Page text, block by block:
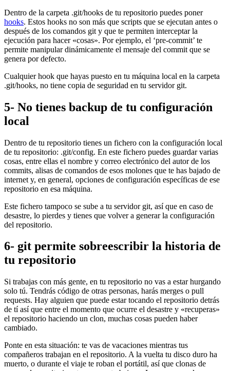
Dentro de la carpeta .git/hooks de tu repositorio puedes poner
hooks. Estos hooks no son más que scripts que se ejecutan antes o
después de los comandos git y que te permiten interceptar la
ejecución para hacer «cosas». Por ejemplo, el ‘pre-commit’ te
permite manipular dinámicamente el mensaje del commit que se
genera por defecto.
Cualquier hook que hayas puesto en tu máquina local en la carpeta
.git/hooks, no tiene copia de seguridad en tu servidor git.
5- No tienes backup de tu configuración
local
Dentro de tu repositorio tienes un fichero con la configuración local
de tu repositorio: .git/config. En este fichero puedes guardar varias
cosas, entre ellas el nombre y correo electrónico del autor de los
commits, alisas de comandos de esos molones que te has bajado de
internet y, en general, opciones de configuración específicas de ese
repositorio en esa máquina.
Este fichero tampoco se sube a tu servidor git, así que en caso de
desastre, lo pierdes y tienes que volver a generar la configuración
del repositorio.
6- git permite sobreescribir la historia de
tu repositorio
Si trabajas con más gente, en tu repositorio no vas a estar hurgando
solo tú. Tendrás código de otras personas, harás merges o pull
requests. Hay alguien que puede estar tocando el repositorio detrás
de tí así que entre el momento que ocurre el desastre y «recuperas»
el repositorio haciendo un clon, muchas cosas pueden haber
cambiado.
Ponte en esta situación: te vas de vacaciones mientras tus
compañeros trabajan en el repositorio. A la vuelta tu disco duro ha
muerto, o durante el viaje te roban el portátil, así que clonas de